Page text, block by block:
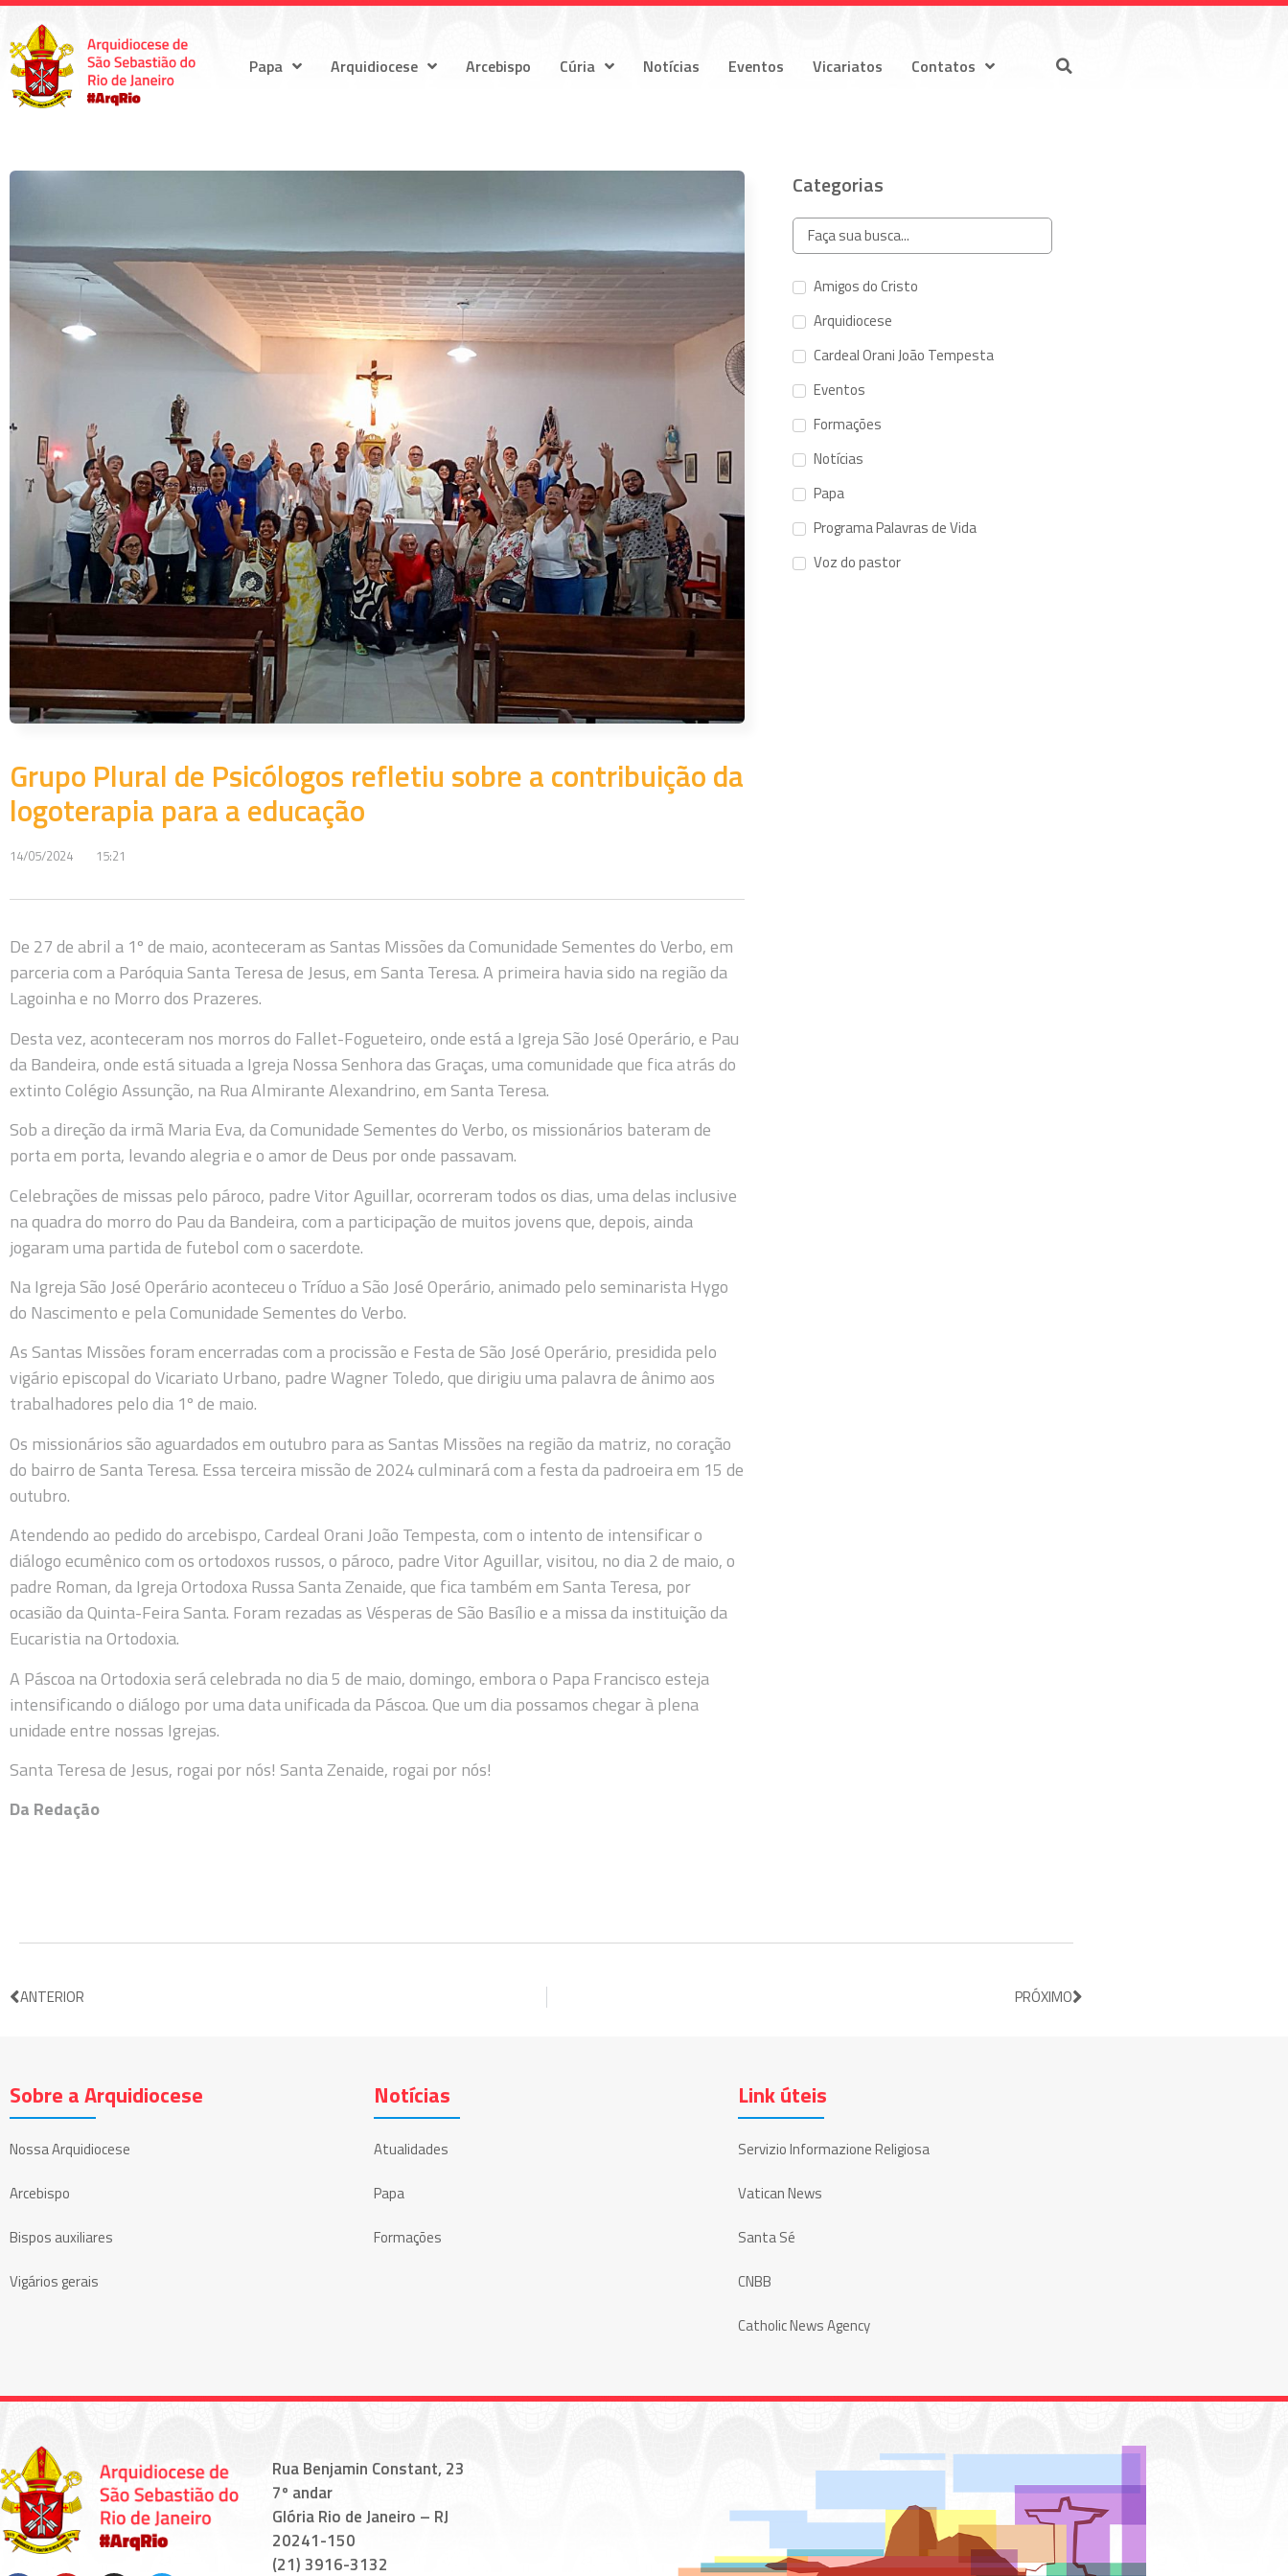
Papa Arquidiocese Arcebispo Cúria Notícias Eventos Vicariatos Contatos
Grupo Plural de Psicólogos refletiu sobre a contribuição da
logoterapia para a educação
14/05/2024 15:21
De 27 de abril a 1º de maio, aconteceram as Santas Missões da Comunidade Sementes do Verbo, em
parceria com a Paróquia Santa Teresa de Jesus, em Santa Teresa. A primeira havia sido na região da
Lagoinha e no Morro dos Prazeres.
Desta vez, aconteceram nos morros do Fallet-Fogueteiro, onde está a Igreja São José Operário, e Pau
da Bandeira, onde está situada a Igreja Nossa Senhora das Graças, uma comunidade que fica atrás do
extinto Colégio Assunção, na Rua Almirante Alexandrino, em Santa Teresa.
Sob a direção da irmã Maria Eva, da Comunidade Sementes do Verbo, os missionários bateram de
porta em porta, levando alegria e o amor de Deus por onde passavam.
Celebrações de missas pelo pároco, padre Vitor Aguillar, ocorreram todos os dias, uma delas inclusive
na quadra do morro do Pau da Bandeira, com a participação de muitos jovens que, depois, ainda
jogaram uma partida de futebol com o sacerdote.
Na Igreja São José Operário aconteceu o Tríduo a São José Operário, animado pelo seminarista Hygo
do Nascimento e pela Comunidade Sementes do Verbo.
As Santas Missões foram encerradas com a procissão e Festa de São José Operário, presidida pelo
vigário episcopal do Vicariato Urbano, padre Wagner Toledo, que dirigiu uma palavra de ânimo aos
trabalhadores pelo dia 1º de maio.
Os missionários são aguardados em outubro para as Santas Missões na região da matriz, no coração
do bairro de Santa Teresa. Essa terceira missão de 2024 culminará com a festa da padroeira em 15 de
outubro.
Atendendo ao pedido do arcebispo, Cardeal Orani João Tempesta, com o intento de intensificar o
diálogo ecumênico com os ortodoxos russos, o pároco, padre Vitor Aguillar, visitou, no dia 2 de maio, o
padre Roman, da Igreja Ortodoxa Russa Santa Zenaide, que fica também em Santa Teresa, por
ocasião da Quinta-Feira Santa. Foram rezadas as Vésperas de São Basílio e a missa da instituição da
Eucaristia na Ortodoxia.
A Páscoa na Ortodoxia será celebrada no dia 5 de maio, domingo, embora o Papa Francisco esteja
intensificando o diálogo por uma data unificada da Páscoa. Que um dia possamos chegar à plena
unidade entre nossas Igrejas.
Santa Teresa de Jesus, rogai por nós! Santa Zenaide, rogai por nós!
Da Redação
Categorias
Amigos do Cristo
Arquidiocese
Cardeal Orani João Tempesta
Eventos
Formações
Notícias
Papa
Programa Palavras de Vida
Voz do pastor
ANTERIOR PRÓXIMO
Sobre a Arquidiocese
Nossa Arquidiocese
Arcebispo
Bispos auxiliares
Vigários gerais
Notícias
Atualidades
Papa
Formações
Link úteis
Servizio Informazione Religiosa
Vatican News
Santa Sé
CNBB
Catholic News Agency
Rua Benjamin Constant, 23
7º andar
Glória Rio de Janeiro – RJ
20241-150
(21) 3916-3132